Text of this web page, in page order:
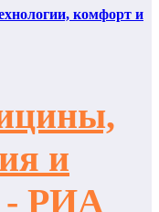
комфорт и
и
- РИА